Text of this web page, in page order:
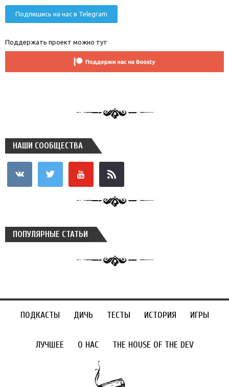
Подпишись на нас в Telegram
Поддержать проект можно тут
НАШИ СООБЩЕСТВА
ПОПУЛЯРНЫЕ СТАТЬИ
ПОДКАСТЫ ДИЧЬ ТЕСТЫ ИСТОРИЯ ИГРЫ
ЛУЧШЕЕ О НАС THE HOUSE OF THE DEV